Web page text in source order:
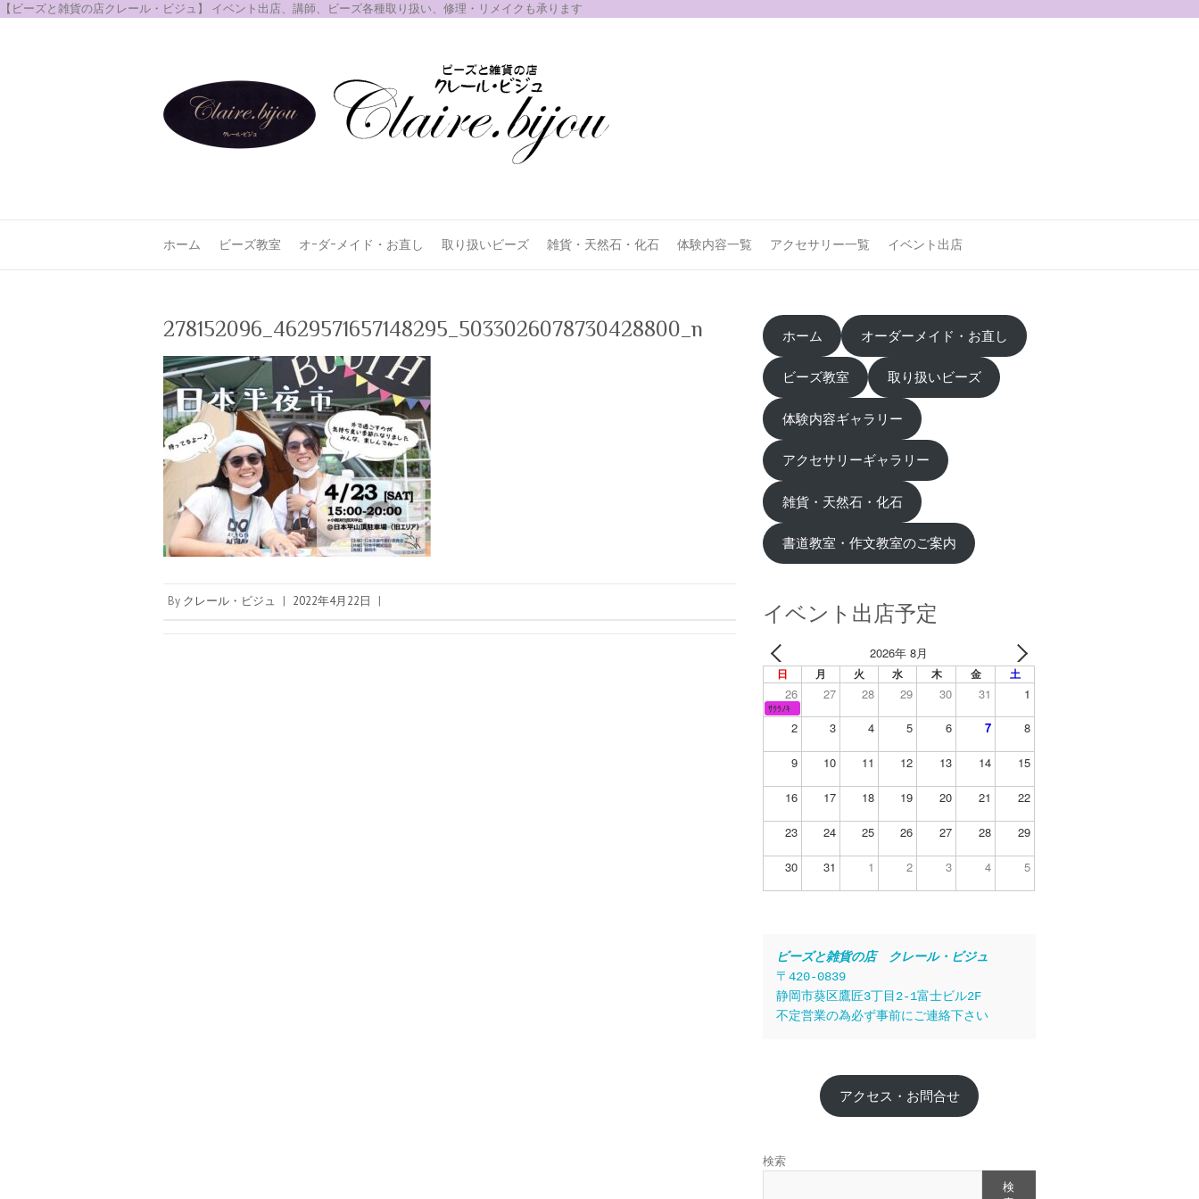
【ビーズと雑貨の店クレール・ビジュ】 イベント出店、講師、ビーズ各種取り扱い、修理・リメイクも承ります
ホーム ビーズ教室 オｰダｰメイド・お直し 取り扱いビーズ 雑貨・天然石・化石 体験内容一覧 アクセサリー一覧 イベント出店
278152096_4629571657148295_5033026078730428800_n
By クレール・ビジュ | 2022年4月22日 |
ホーム オーダーメイド・お直し
ビーズ教室 取り扱いビーズ
体験内容ギャラリー
アクセサリーギャラリー
雑貨・天然石・化石
書道教室・作文教室のご案内
イベント出店予定
2026年 8月
日 月 火 水 木 金 土
26 27 28 29 30 31 1
ｻｸﾗﾉｷ
2 3 4 5 6 7 8
9 10 11 12 13 14 15
16 17 18 19 20 21 22
23 24 25 26 27 28 29
30 31 1 2 3 4 5
ビーズと雑貨の店　クレール・ビジュ
〒420-0839
静岡市葵区鷹匠3丁目2-1富士ビル2F
不定営業の為必ず事前にご連絡下さい
アクセス・お問合せ
検索
検